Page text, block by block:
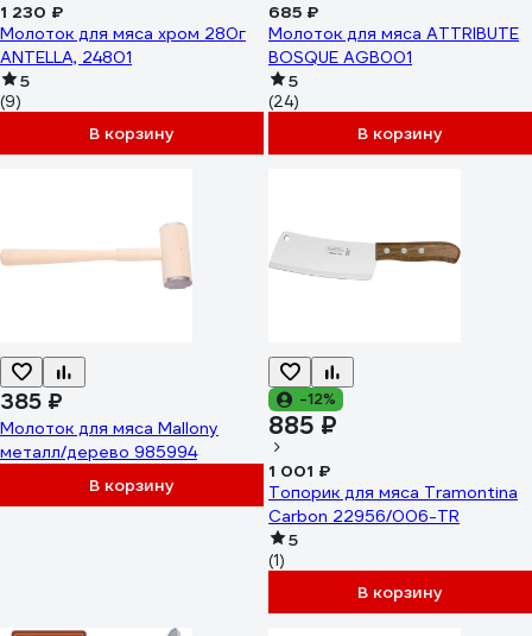
1 230 ₽
Молоток для мяса хром 280г
ANTELLA, 24801
5
(9)
В корзину
685 ₽
Молоток для мяса ATTRIBUTE
BOSQUE AGB001
5
(24)
В корзину
385 ₽
Молоток для мяса Mallony
металл/дерево 985994
В корзину
-12%
885 ₽
1 001 ₽
Топорик для мяса Tramontina
Сarbon 22956/006-TR
5
(1)
В корзину